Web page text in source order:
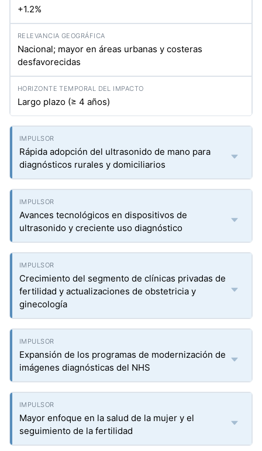
+1.2%
Nacional; mayor en áreas urbanas y costeras
desfavorecidas
Largo plazo (≥ 4 años)
Rápida adopción del ultrasonido de mano para
diagnósticos rurales y domiciliarios
Avances tecnológicos en dispositivos de
ultrasonido y creciente uso diagnóstico
Crecimiento del segmento de clínicas privadas de
fertilidad y actualizaciones de obstetricia y
ginecología
Expansión de los programas de modernización de
imágenes diagnósticas del NHS
Mayor enfoque en la salud de la mujer y el
seguimiento de la fertilidad